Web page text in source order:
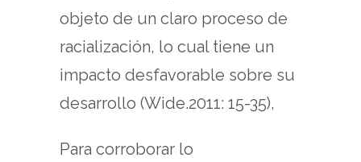
objeto de un claro proceso de
racialización, lo cual tiene un
impacto desfavorable sobre su
desarrollo (Wide.2011: 15-35),
Para corroborar lo